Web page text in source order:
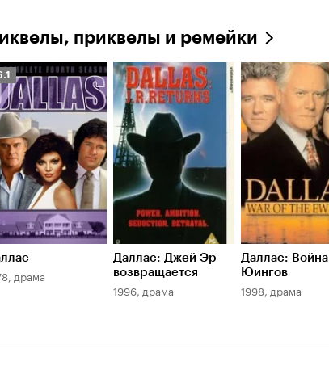
приквелы и ремейки
драма
Даллас: Джей Эр
возвращается
1996, драма
Даллас: Война
Юингов
1998, драма